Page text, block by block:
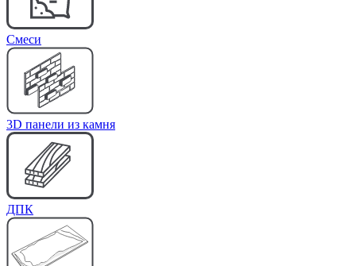
Cмеси
3D панели из камня
ДПК